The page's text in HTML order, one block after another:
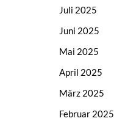
Juli 2025
Juni 2025
Mai 2025
April 2025
März 2025
Februar 2025